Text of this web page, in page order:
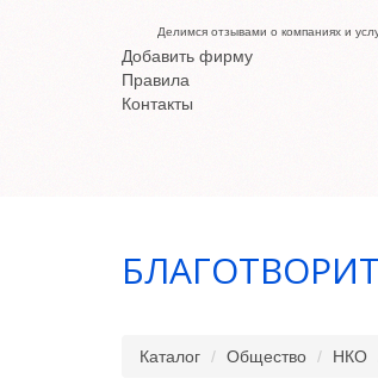
Делимся отзывами о компаниях и
Добавить фирму
Правила
Контакты
Каталог Общество НКО